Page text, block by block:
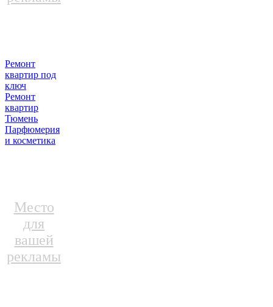
Ремонт
квартир под
ключ
Ремонт
квартир
Тюмень
Парфюмерия
и косметика
Место
для
вашей
рекламы